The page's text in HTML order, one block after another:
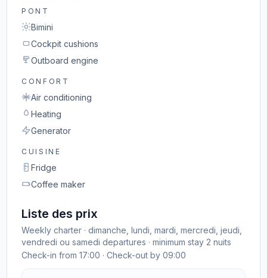
PONT
Bimini
Cockpit cushions
Outboard engine
CONFORT
Air conditioning
Heating
Generator
CUISINE
Fridge
Coffee maker
Liste des prix
Weekly charter · dimanche, lundi, mardi, mercredi, jeudi,
vendredi ou samedi departures · minimum stay 2 nuits
Check-in from 17:00 · Check-out by 09:00